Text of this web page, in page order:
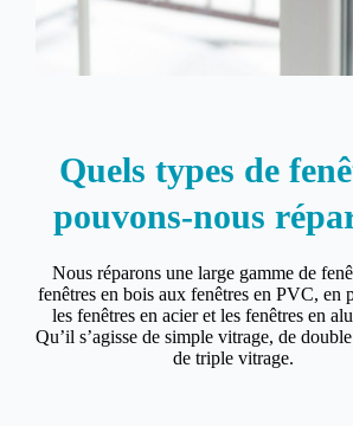
Quels types de
pouvons-nous
Nous réparons une large gamme de
fenêtres en bois aux fenêtres en PVC, en
les fenêtres en acier et les fenêtres en
Qu’il s’agisse de simple vitrage, de
de triple vitrage.